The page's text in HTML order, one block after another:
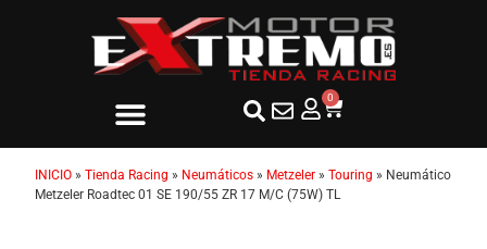
0
INICIO » Tienda Racing » Neumáticos » Metzeler » Touring » Neumático
Metzeler Roadtec 01 SE 190/55 ZR 17 M/C (75W) TL